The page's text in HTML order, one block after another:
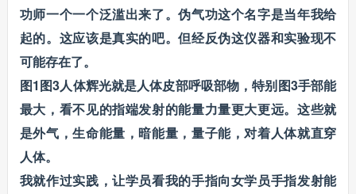
功师一个一个泛滥出来了。伪气功这个名字是当年我给
起的。这应该是真实的吧。但经反伪这仪器和实验现不
可能存在了。
图1图3人体辉光就是人体皮部呼吸部物，特别图3手部能
最大，看不见的指端发射的能量力量更大更远。这些就
是外气，生命能量，暗能量，量子能，对着人体就直穿
人体。
我就作过实践，让学员看我的手指向女学员手指发射能